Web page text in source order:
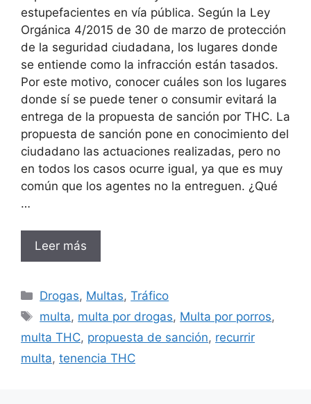
estupefacientes en vía pública. Según la Ley
Orgánica 4/2015 de 30 de marzo de protección
de la seguridad ciudadana, los lugares donde
se entiende como la infracción están tasados.
Por este motivo, conocer cuáles son los lugares
donde sí se puede tener o consumir evitará la
entrega de la propuesta de sanción por THC. La
propuesta de sanción pone en conocimiento del
ciudadano las actuaciones realizadas, pero no
en todos los casos ocurre igual, ya que es muy
común que los agentes no la entreguen. ¿Qué
…
Leer más
Categorías
Drogas, Multas,Tráfico
Etiquetas
multa, multa por drogas, Multa por porros,
multa THC, propuesta de sanción, recurrir
multa, tenencia THC